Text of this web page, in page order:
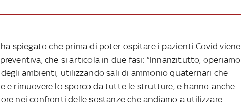
ha spiegato che prima di poter ospitare i pazienti Covid viene
che si articola in due fasi: “Innanzitutto, operiamo
ambienti, utilizzando sali di ammonio quaternari che
e rimuovere lo sporco da tutte le strutture, e hanno anche
nei confronti delle sostanze che andiamo a utilizzare